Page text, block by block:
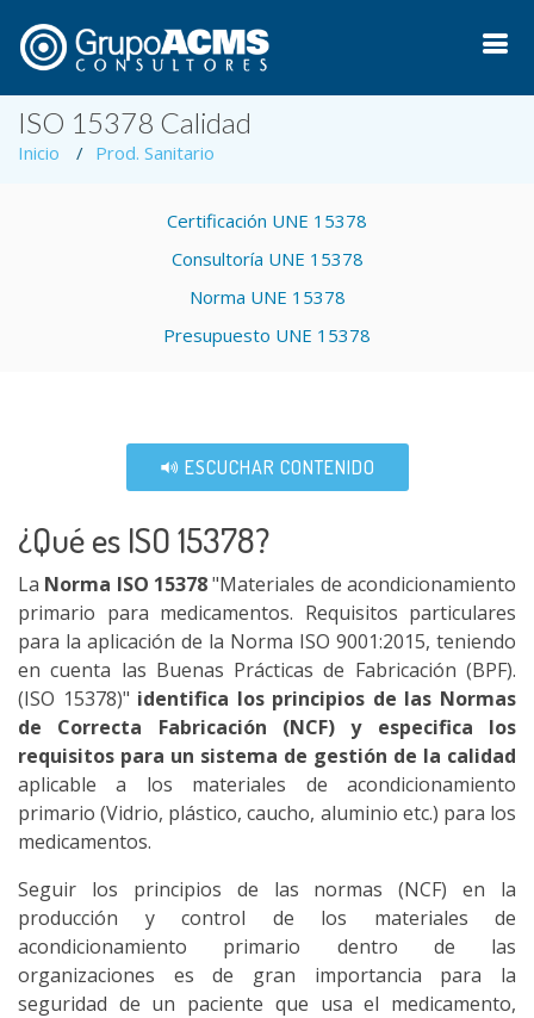
ISO 15378 Calidad
Inicio Prod. Sanitario
Certificación UNE 15378
Consultoría UNE 15378
Norma UNE 15378
Presupuesto UNE 15378
ESCUCHAR CONTENIDO
¿Qué es ISO 15378?
La Norma ISO 15378"Materiales de acondicionamiento
primario para medicamentos. Requisitos particulares
para la aplicación de la Norma ISO 9001:2015, teniendo
en cuenta las Buenas Prácticas de Fabricación (BPF).
(ISO 15378)" identifica los principios de las Normas
de Correcta Fabricación (NCF) y especifica los
requisitos para un sistema de gestión de la calidad
aplicable a los materiales de acondicionamiento
primario (Vidrio, plástico, caucho, aluminio etc.) para los
medicamentos.
Seguir los principios de las normas (NCF) en la
producción y control de los materiales de
acondicionamiento primario dentro de las
organizaciones es de gran importancia para la
seguridad de un paciente que usa el medicamento,